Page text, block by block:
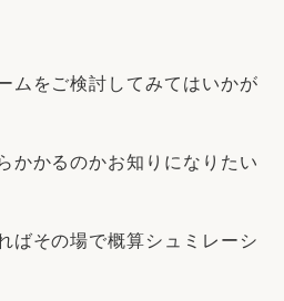
ムをご検討してみてはいかが
かかるのかお知りになりたい
ばその場で概算シュミレーシ